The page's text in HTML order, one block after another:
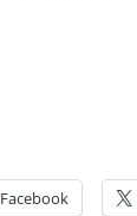
Facebook